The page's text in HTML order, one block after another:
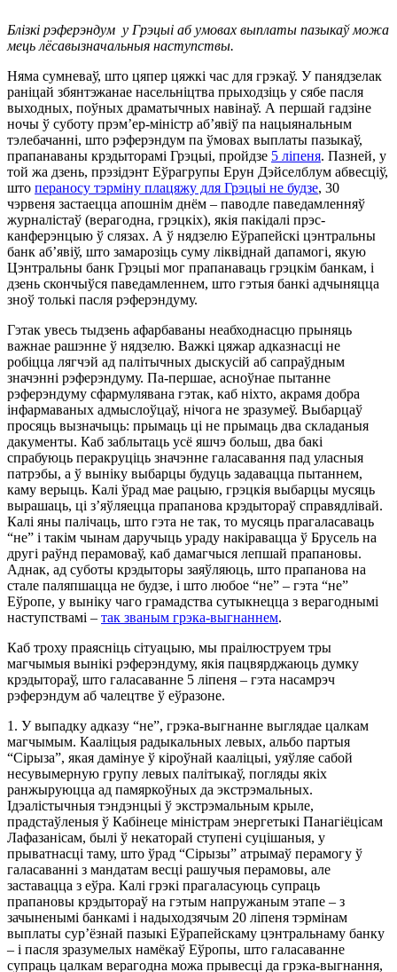
Блізкі рэферэндум у Грэцыі аб умовах выплаты пазыкаў можа
мець лёсавызначальныя наступствы.
Няма сумневаў, што цяпер цяжкі час для грэкаў. У панядзелак
раніцай збянтэжанае насельніцтва прыходзіць у сябе пасля
выходных, поўных драматычных навінаў. А першай гадзіне
ночы ў суботу прэм’ер-міністр аб’явіў па нацыянальным
тэлебачанні, што рэферэндум па ўмовах выплаты пазыкаў,
прапанаваны крэдыторамі Грэцыі, пройдзе 5 ліпеня. Пазней, у
той жа дзень, прэзідэнт Еўрагрупы Ерун Дэйселблум абвесціў,
што пераносу тэрміну плацяжу для Грэцыі не будзе, 30
чэрвеня застаецца апошнім днём – паводле паведамленняў
журналістаў (верагодна, грэцкіх), якія пакідалі прэс-
канферэнцыю ў слязах. А ў нядзелю Еўрапейскі цэнтральны
банк аб’явіў, што замарозіць суму ліквіднай дапамогі, якую
Цэнтральны банк Грэцыі мог прапанаваць грэцкім банкам, і
дзень скончыўся паведамленнем, што гэтыя банкі адчыняцца
зноў толькі пасля рэферэндуму.
Гэтак увесь тыдзень афарбаваны неабходнасцю прыняць
важнае рашэнне ў нядзелю. Важкі цяжар адказнасці не
робіцца лягчэй ад палітычных дыскусій аб сапраўдным
значэнні рэферэндуму. Па-першае, асноўнае пытанне
рэферэндуму сфармулявана гэтак, каб ніхто, акрамя добра
інфармаваных адмыслоўцаў, нічога не зразумеў. Выбарцаў
просяць вызначыць: прымаць ці не прымаць два складаныя
дакументы. Каб заблытаць усё яшчэ больш, два бакі
спрабуюць перакруціць значэнне галасавання пад уласныя
патрэбы, а ў выніку выбарцы будуць задавацца пытаннем,
каму верыць. Калі ўрад мае рацыю, грэцкія выбарцы мусяць
вырашаць, ці з’яўляецца прапанова крэдытораў справядлівай.
Калі яны палічаць, што гэта не так, то мусяць прагаласаваць
“не” і такім чынам даручыць ураду накіравацца ў Брусель на
другі раўнд перамоваў, каб дамагчыся лепшай прапановы.
Аднак, ад суботы крэдыторы заяўляюць, што прапанова на
стале паляпшацца не будзе, і што любое “не” – гэта “не”
Еўропе, у выніку чаго грамадства сутыкнецца з верагоднымі
наступствамі – так званым грэка-выгнаннем.
Каб троху праясніць сітуацыю, мы праілюструем тры
магчымыя вынікі рэферэндуму, якія пацвярджаюць думку
крэдытораў, што галасаванне 5 ліпеня – гэта насамрэч
рэферэндум аб чалецтве ў еўразоне.
1. У выпадку адказу “не”, грэка-выгнанне выглядае цалкам
магчымым. Кааліцыя радыкальных левых, альбо партыя
“Сірыза”, якая дамінуе ў кіроўнай кааліцыі, уяўляе сабой
несувымерную групу левых палітыкаў, погляды якіх
ранжыруюцца ад памяркоўных да экстрэмальных.
Ідэалістычныя тэндэнцыі ў экстрэмальным крыле,
прадстаўленыя ў Кабінеце міністрам энергетыкі Панагіёцісам
Лафазанісам, былі ў некаторай ступені суцішаныя, у
прыватнасці таму, што ўрад “Сірызы” атрымаў перамогу ў
галасаванні з мандатам весці рашучыя перамовы, але
заставацца з еўра. Калі грэкі прагаласуюць супраць
прапановы крэдытораў на гэтым напружаным этапе – з
зачыненымі банкамі і надыходзячым 20 ліпеня тэрмінам
выплаты сур’ёзнай пазыкі Еўрапейскаму цэнтральнаму банку
– і пасля зразумелых намёкаў Еўропы, што галасаванне
супраць цалкам верагодна можа прывесці да грэка-выгнання,